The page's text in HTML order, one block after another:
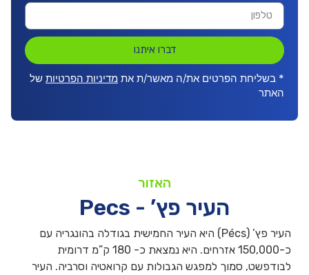
דברו איתנו
* בשליחת הפרטים את/ה מאשר/ת את מדיניות הפרטיות של
האתר
האזור
העיר פץ’ - Pecs
העיר פץ’ (Pécs) היא העיר החמישית בגודלה בהונגריה עם
כ-150,000 אזרחים. היא נמצאת כ- 180 ק”מ דרומית
לבודפשט, סמוך למפגש הגבולות עם קרואטיה וסרביה. העיר